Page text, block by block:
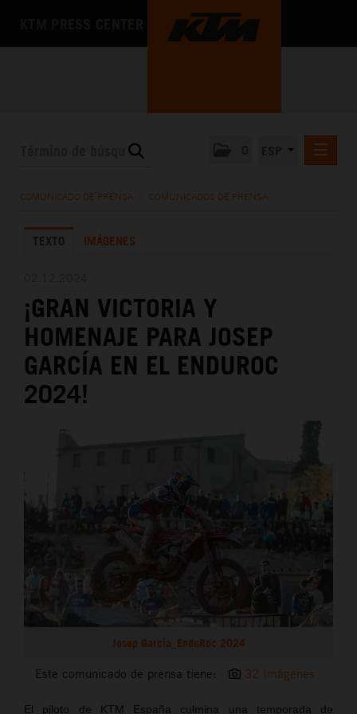
LA EMPRESA
COMUNICADO DE PRENSA COMUNICADOS DE PRENSA
TEXTO IMÁGENES
¡GRAN VICTORIA Y
HOMENAJE PARA JOSEP
GARCÍA EN EL ENDUROC
2024!
Josep García_EnduRoc 2024
Este comunicado de prensa tiene: 32 Imágenes
El piloto de KTM España culmina una temporada de